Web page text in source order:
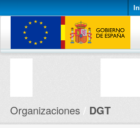
Conjuntos de datos
Organizaciones DGT